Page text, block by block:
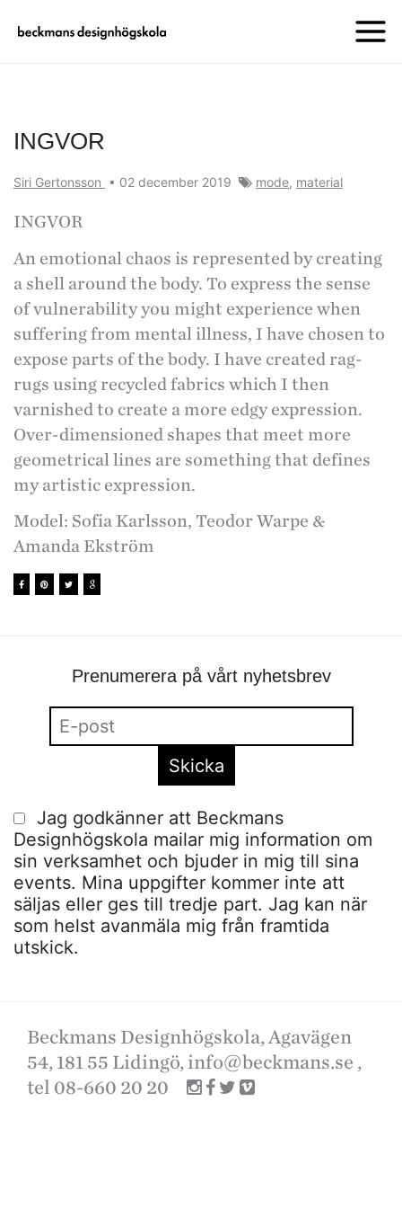
INGVOR
Siri Gertonsson • 02 december 2019 mode, material
INGVOR
An emotional chaos is represented by creating
a shell around the body. To express the sense
of vulnerability you might experience when
suffering from mental illness, I have chosen to
expose parts of the body. I have created rag-
rugs using recycled fabrics which I then
varnished to create a more edgy expression.
Over-dimensioned shapes that meet more
geometrical lines are something that defines
my artistic expression.
Model: Sofia Karlsson, Teodor Warpe &
Amanda Ekström
Prenumerera på vårt nyhetsbrev
Jag godkänner att Beckmans
Designhögskola mailar mig information om
sin verksamhet och bjuder in mig till sina
events. Mina uppgifter kommer inte att
säljas eller ges till tredje part. Jag kan när
som helst avanmäla mig från framtida
utskick.
Beckmans Designhögskola, Agavägen
54, 181 55 Lidingö, info@beckmans.se ,
tel 08-660 20 20